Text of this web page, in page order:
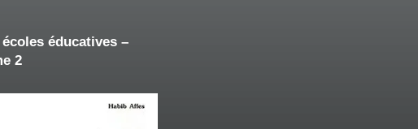
écoles éducatives –
2